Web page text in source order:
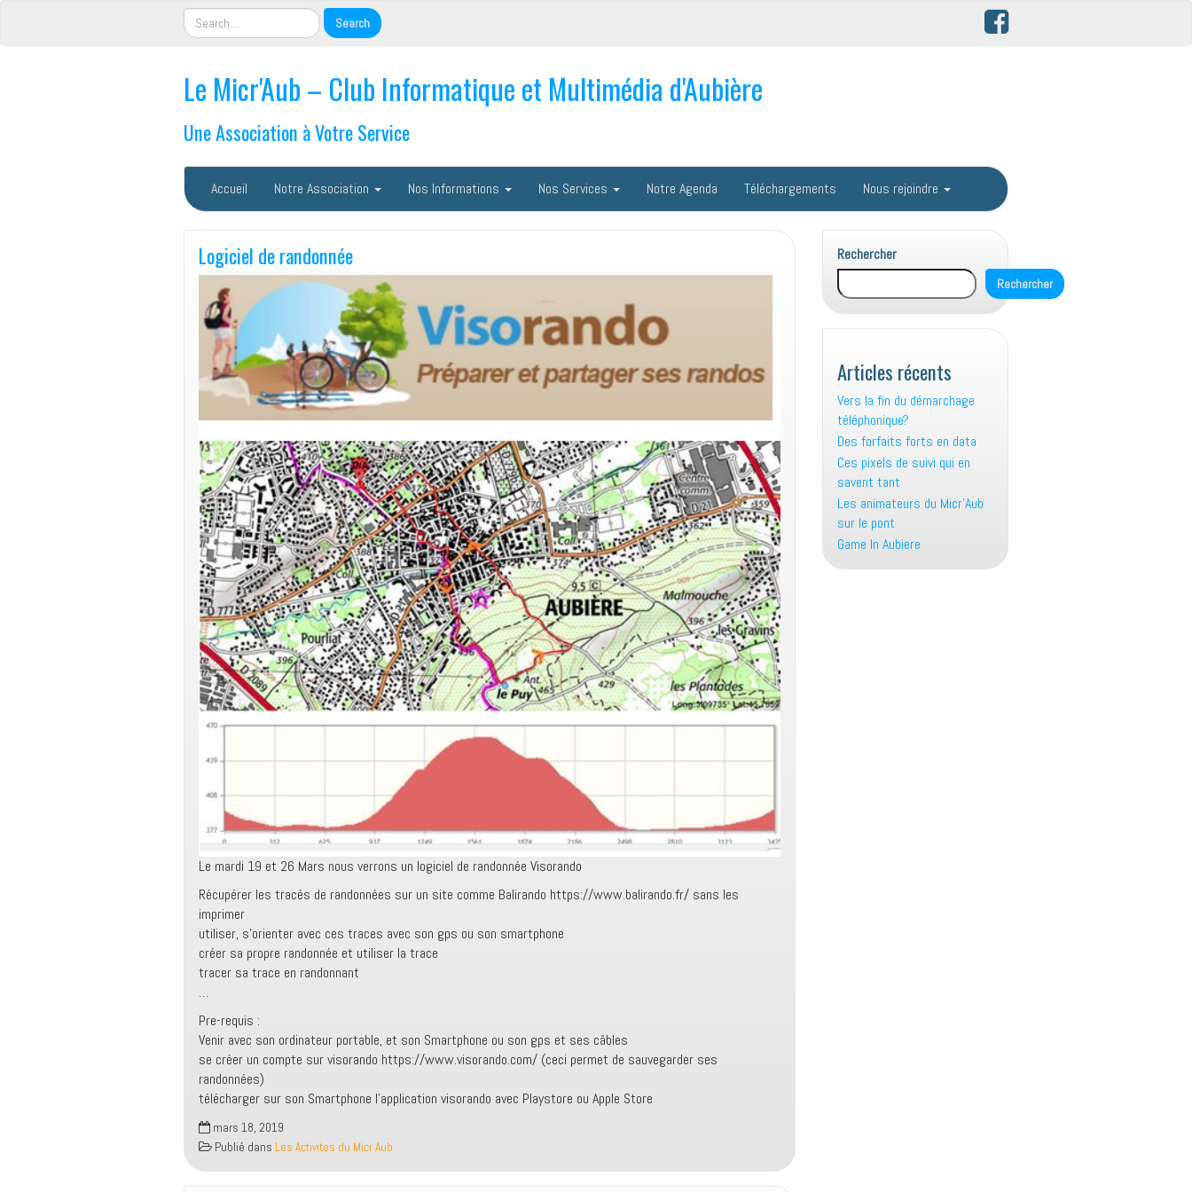
Le Micr'Aub – Club Informatique et Multimédia d'Aubière
Une Association à Votre Service
Accueil Notre Association Nos Informations Nos Services Notre Agenda Téléchargements Nous rejoindre
Logiciel de randonnée
Le mardi 19 et 26 Mars nous verrons un logiciel de randonnée Visorando
Récupérer les tracés de randonnées sur un site comme Balirando https://www.balirando.fr/ sans les
imprimer
utiliser, s’orienter avec ces traces avec son gps ou son smartphone
créer sa propre randonnée et utiliser la trace
tracer sa trace en randonnant
…
Pre-requis :
Venir avec son ordinateur portable, et son Smartphone ou son gps et ses câbles
se créer un compte sur visorando https://www.visorando.com/ (ceci permet de sauvegarder ses
randonnées)
télécharger sur son Smartphone l’application visorando avec Playstore ou Apple Store
mars 18, 2019
Publié dans Les Activites du Micr Aub
Rechercher
Rechercher
Articles récents
Vers la fin du démarchage
téléphonique?
Des forfaits forts en data
Ces pixels de suivi qui en
savent tant
Les animateurs du Micr’Aub
sur le pont
Game In Aubiere